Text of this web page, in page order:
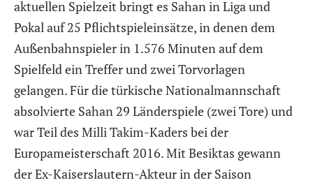
aktuellen Spielzeit bringt es Sahan in Liga und
Pokal auf 25 Pflichtspieleinsätze, in denen dem
Außenbahnspieler in 1.576 Minuten auf dem
Spielfeld ein Treffer und zwei Torvorlagen
gelangen. Für die türkische Nationalmannschaft
absolvierte Sahan 29 Länderspiele (zwei Tore) und
war Teil des Milli Takim-Kaders bei der
Europameisterschaft 2016. Mit Besiktas gewann
der Ex-Kaiserslautern-Akteur in der Saison